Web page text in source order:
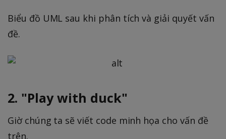
Biểu đồ UML sau khi phân tích và giải quyết vấn
đề.
2. "Play with duck"
Giờ chúng ta sẽ viết code minh họa cho vấn đề
trên.